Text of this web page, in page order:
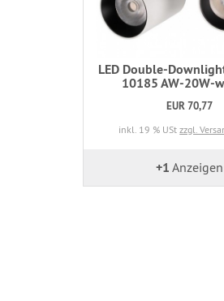
LED Double-
10185 AW-20W-
EUR 70,77
inkl. 19 % UStzzgl.
+1 Anzeigen